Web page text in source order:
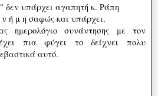
δεν υπάρχει αγαπητή κ. Ράπη
ή μ η σαφώς και υπάρχει.
ημερολόγιο συνάντησης με τον
πια φύγει το δείχνει πολυ
αυτό.